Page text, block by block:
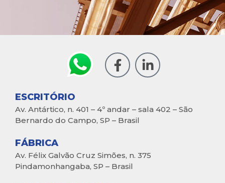
ESCRITÓRIO
Av. Antártico, n. 401 – 4º andar – sala 402 – São
Bernardo do Campo, SP – Brasil
FÁBRICA
Av. Félix Galvão Cruz Simões, n. 375
Pindamonhangaba, SP – Brasil